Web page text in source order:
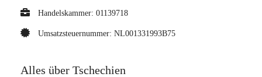
Handelskammer: 01139718
Umsatzsteuernummer: NL001331993B75
Alles über Tschechien